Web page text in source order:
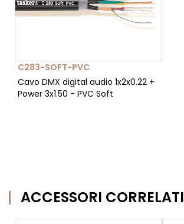
C283-SOFT-PVC
Cavo DMX digital audio 1x2x0.22 +
Power 3x1.50 - PVC Soft
ACCESSORI CORRELATI